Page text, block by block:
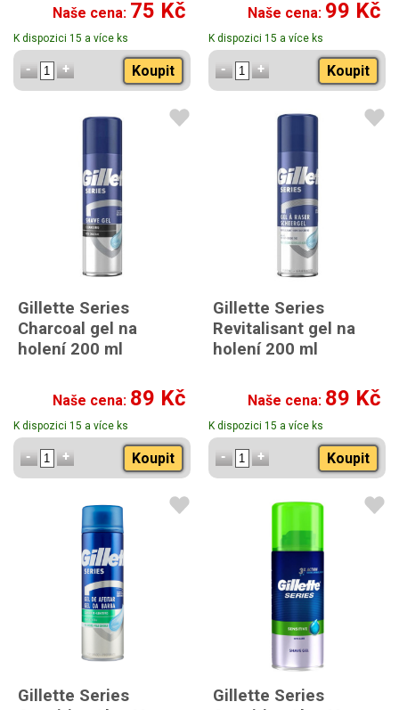
Naše cena: 75 Kč
K dispozici 15 a více ks
Koupit
Naše cena: 99 Kč
K dispozici 15 a více ks
Koupit
Gillette Series
Charcoal gel na
holení 200 ml
Naše cena: 89 Kč
K dispozici 15 a více ks
Koupit
Gillette Series
Revitalisant gel na
holení 200 ml
Naše cena: 89 Kč
K dispozici 15 a více ks
Koupit
Gillette Series
Gillette Series